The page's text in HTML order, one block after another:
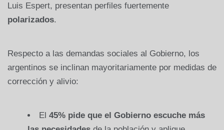
Luis Espert, presentan perfiles fuertemente
polarizados.
Respecto a las demandas sociales al Gobierno, los
argentinos se inclinan mayoritariamente por medidas de
corrección y alivio:
El 45% pide que el Gobierno escuche más